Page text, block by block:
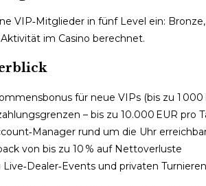
VIP‑Mitglieder in fünf Level ein:
im Casino berechnet.
für neue VIPs (bis zu 1 000
– bis zu 10.000 EUR pro
rund um die Uhr
von bis zu 10 % auf Nettoverluste
und privaten Turnieren